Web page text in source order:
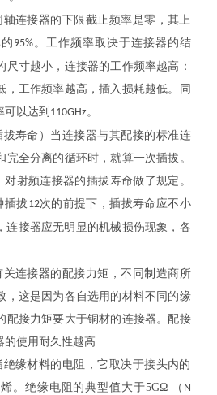
轴连接器的下限截止频率是零，其上
95% 。工作频率取决于连接器的结
尺寸越小，连接器的工作频率越高：
，工作频率越高，插入损耗越低。同
以达到 110GHz 。
寿命）当连接器与其配接的标准连
全分离的循环时，就算一次插拔。
对射频连接器的插拔寿命做了规定。
插拔 12次的前提下，插拔寿命应不小
连接器应无明显的机械损伤现象，各
连接器的配接力矩，不同制造商所
，这是因为各自选用的材料不同的缘
配接力矩要大于铜材的连接器。配接
的使用耐久性越高
绝缘材料的电阻，它取决于接头内的
。绝缘电阻的典型值大于5GΩ （ N